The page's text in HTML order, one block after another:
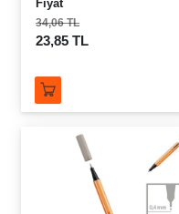
Fiyat
34,06 TL
23,85 TL